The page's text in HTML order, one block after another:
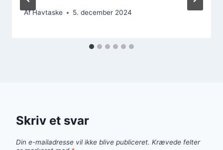
AfHavtaske 5. december 2024
Skriv et svar
Din e-mailadresse vil ikke blive publiceret. Krævede felter